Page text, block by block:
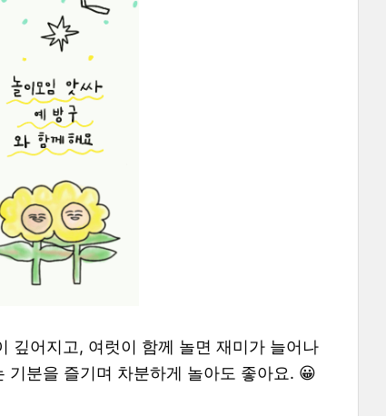
깊어지고, 여럿이 함께 놀면 재미가 늘어나
기분을 즐기며 차분하게 놀아도 좋아요. 😀